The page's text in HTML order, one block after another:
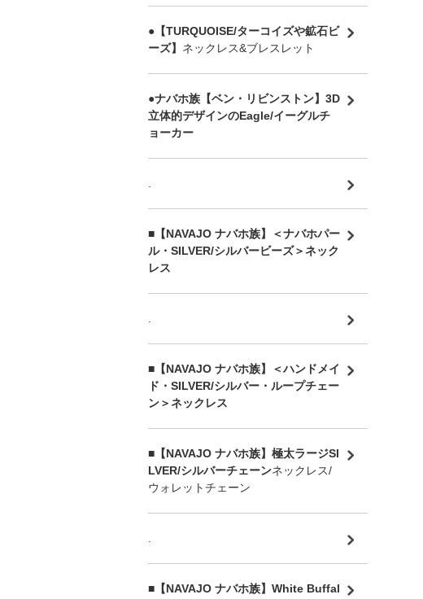
●【TURQUOISE/ターコイズや鉱石ビ
ーズ】 ネックレス&ブレスレット
●ナバホ族【ベン・リビンストン】3D
立体的デザインのEagle/イーグルチ
ョーカー
■【NAVAJO ナバホ族】＜ナバホパー
ル・SILVER/シルバービーズ＞ネック
レス
■【NAVAJO ナバホ族】＜ハンドメイ
ド・SILVER/シルバー・ループチェー
ン＞ネックレス
■【NAVAJO ナバホ族】極太ラージSI
LVER/シルバーチェーンネックレス/
ウォレットチェーン
■【NAVAJO ナバホ族】White Buffal